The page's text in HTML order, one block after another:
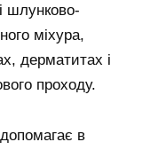
шлунково-
міхура,
дерматитах і
проходу.
в